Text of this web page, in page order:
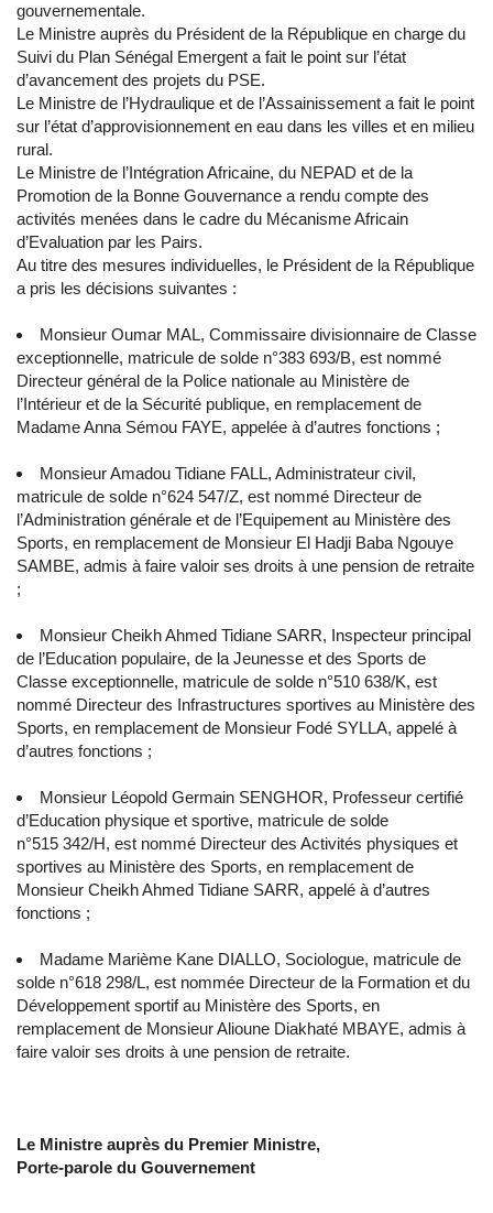
gouvernementale.
Le Ministre auprès du Président de la République en charge du
Suivi du Plan Sénégal Emergent a fait le point sur l’état
d’avancement des projets du PSE.
Le Ministre de l’Hydraulique et de l’Assainissement a fait le point
sur l’état d’approvisionnement en eau dans les villes et en milieu
rural.
Le Ministre de l’Intégration Africaine, du NEPAD et de la
Promotion de la Bonne Gouvernance a rendu compte des
activités menées dans le cadre du Mécanisme Africain
d’Evaluation par les Pairs.
Au titre des mesures individuelles, le Président de la République
a pris les décisions suivantes :
Monsieur Oumar MAL, Commissaire divisionnaire de Classe
exceptionnelle, matricule de solde n°383 693/B, est nommé
Directeur général de la Police nationale au Ministère de
l’Intérieur et de la Sécurité publique, en remplacement de
Madame Anna Sémou FAYE, appelée à d’autres fonctions ;
Monsieur Amadou Tidiane FALL, Administrateur civil,
matricule de solde n°624 547/Z, est nommé Directeur de
l’Administration générale et de l’Equipement au Ministère des
Sports, en remplacement de Monsieur El Hadji Baba Ngouye
SAMBE, admis à faire valoir ses droits à une pension de retraite
;
Monsieur Cheikh Ahmed Tidiane SARR, Inspecteur principal
de l’Education populaire, de la Jeunesse et des Sports de
Classe exceptionnelle, matricule de solde n°510 638/K, est
nommé Directeur des Infrastructures sportives au Ministère des
Sports, en remplacement de Monsieur Fodé SYLLA, appelé à
d’autres fonctions ;
Monsieur Léopold Germain SENGHOR, Professeur certifié
d’Education physique et sportive, matricule de solde
n°515 342/H, est nommé Directeur des Activités physiques et
sportives au Ministère des Sports, en remplacement de
Monsieur Cheikh Ahmed Tidiane SARR, appelé à d’autres
fonctions ;
Madame Marième Kane DIALLO, Sociologue, matricule de
solde n°618 298/L, est nommée Directeur de la Formation et du
Développement sportif au Ministère des Sports, en
remplacement de Monsieur Alioune Diakhaté MBAYE, admis à
faire valoir ses droits à une pension de retraite.
Le Ministre auprès du Premier Ministre,
Porte-parole du Gouvernement